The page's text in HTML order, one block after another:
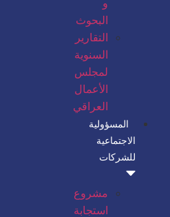
و
البحوث
التقارير
السنوية
لمجلس
الأعمال
العراقي
المسؤولية
الاجتماعية
للشركات
مشروع
استجابة